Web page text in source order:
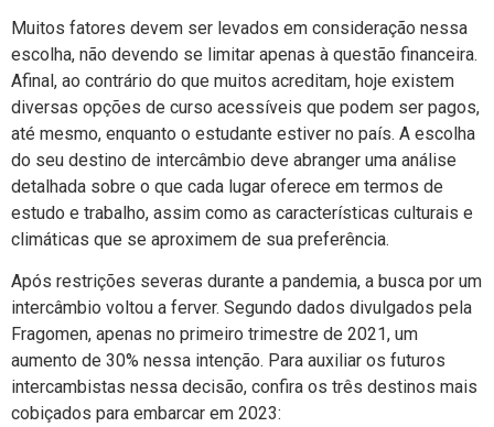
Muitos fatores devem ser levados em consideração nessa
escolha, não devendo se limitar apenas à questão financeira.
Afinal, ao contrário do que muitos acreditam, hoje existem
diversas opções de curso acessíveis que podem ser pagos,
até mesmo, enquanto o estudante estiver no país. A escolha
do seu destino de intercâmbio deve abranger uma análise
detalhada sobre o que cada lugar oferece em termos de
estudo e trabalho, assim como as características culturais e
climáticas que se aproximem de sua preferência.
Após restrições severas durante a pandemia, a busca por um
intercâmbio voltou a ferver. Segundo dados divulgados pela
Fragomen, apenas no primeiro trimestre de 2021, um
aumento de 30% nessa intenção. Para auxiliar os futuros
intercambistas nessa decisão, confira os três destinos mais
cobiçados para embarcar em 2023: